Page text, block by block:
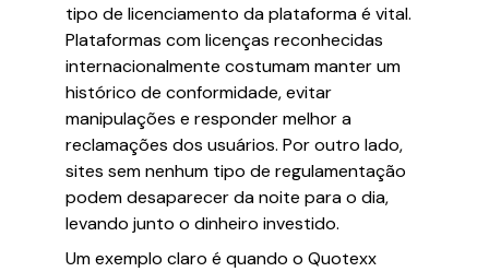
tipo de licenciamento da plataforma é vital.
Plataformas com licenças reconhecidas
internacionalmente costumam manter um
histórico de conformidade, evitar
manipulações e responder melhor a
reclamações dos usuários. Por outro lado,
sites sem nenhum tipo de regulamentação
podem desaparecer da noite para o dia,
levando junto o dinheiro investido.
Um exemplo claro é quando o Quotexx